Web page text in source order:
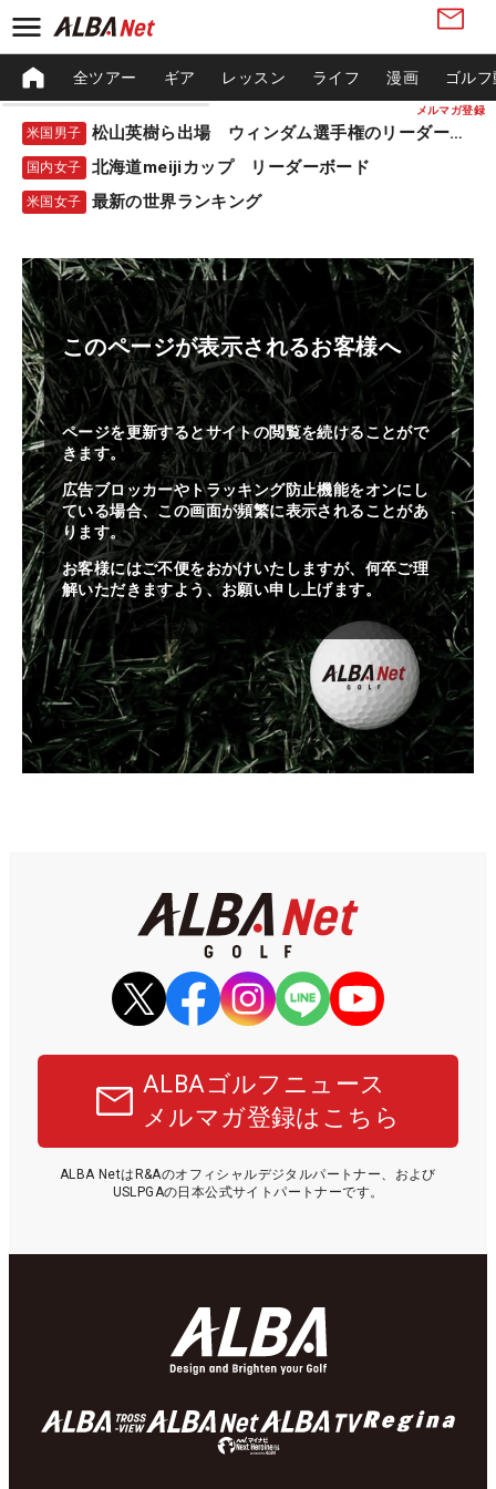
メルマガ登録
全ツアー ギア レッスン ライフ 漫画 ゴル
米国男子 松山英樹ら出場 ウィンダム選手権のリーダーボード
国内女子 北海道meijiカップ リーダーボード
米国女子 最新の世界ランキング
このページが表示されるお客様へ
ページを更新するとサイトの閲覧を続けることがで
きます。
広告ブロッカーやトラッキング防止機能をオンにし
ている場合、この画面が頻繁に表示されることがあ
ります。
お客様にはご不便をおかけいたしますが、何卒ご理
解いただきますよう、お願い申し上げます。
ALBAゴルフニュース
メルマガ登録はこちら
ALBA NetはR&Aのオフィシャルデジタルパートナー、および
USLPGAの日本公式サイトパートナーです。